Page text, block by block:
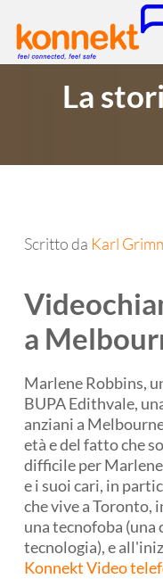
La
Scritto da Karl
a
Marlene Robbins,
BUPA Edithvale,
anziani a
età e del fatto che
difficile per
e i suoi cari, in
che vive a Toronto,
una tecnofoba
tecnologia), e
Konnekt Video